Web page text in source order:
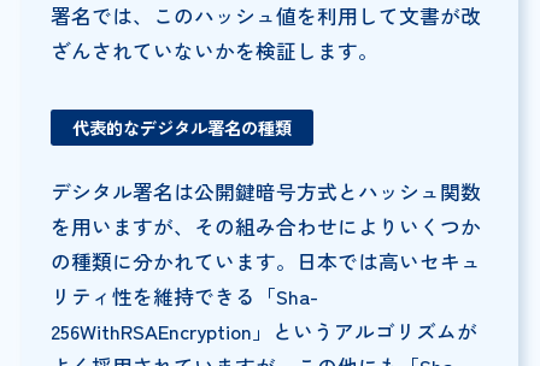
署名では、このハッシュ値を利用して文書が改
ざんされていないかを検証します。
代表的なデジタル署名の種類
デシタル署名は公開鍵暗号方式とハッシュ関数
を用いますが、その組み合わせによりいくつか
の種類に分かれています。日本では高いセキュ
リティ性を維持できる「Sha-
256WithRSAEncryption」というアルゴリズムが